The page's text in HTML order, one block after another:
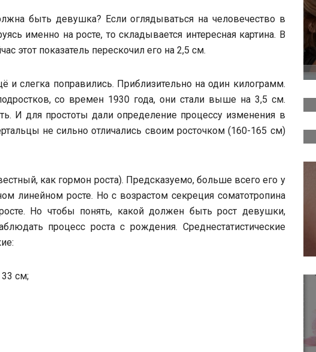
быть девушка? Если оглядываться на человечество в
именно на росте, то складывается интересная картина. В
этот показатель перескочил его на 2,5 см.
слегка поправились. Приблизительно на один килограмм.
со времен 1930 года, они стали выше на 3,5 см.
И для простоты дали определение процессу изменения в
не сильно отличались своим росточком (160-165 см)
как гормон роста). Предсказуемо, больше всего его у
линейном росте. Но с возрастом секреция соматотропина
Но чтобы понять, какой должен быть рост девушки,
процесс роста с рождения. Среднестатистические
см;